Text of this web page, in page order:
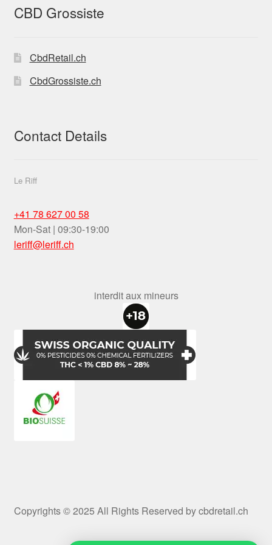
CBD Grossiste
CbdRetail.ch
CbdGrossiste.ch
Contact Details
Le Riff
+41 78 627 00 58
Mon-Sat | 09:30-19:00
leriff@leriff.ch
interdit aux mineurs
Copyrights © 2025 All Rights Reserved by cbdretail.ch